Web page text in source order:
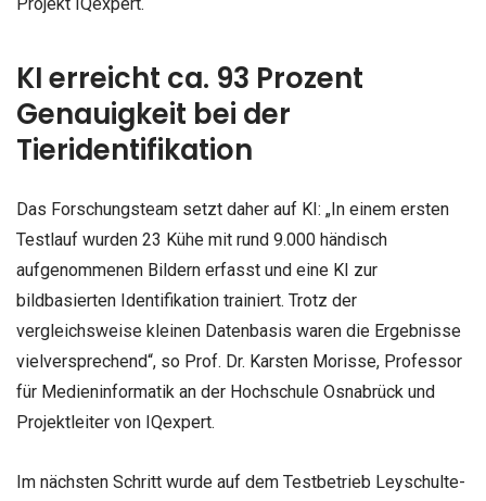
KI erreicht ca. 93 Prozent
Genauigkeit bei der
Tieridentifikation
Das Forschungsteam setzt daher auf KI: „In einem ersten
Testlauf wurden 23 Kühe mit rund 9.000 händisch
aufgenommenen Bildern erfasst und eine KI zur
bildbasierten Identifikation trainiert. Trotz der
vergleichsweise kleinen Datenbasis waren die Ergebnisse
vielversprechend“, so Prof. Dr. Karsten Morisse, Professor
für Medieninformatik an der Hochschule Osnabrück und
Projektleiter von IQexpert.
Im nächsten Schritt wurde auf dem Testbetrieb Leyschulte-